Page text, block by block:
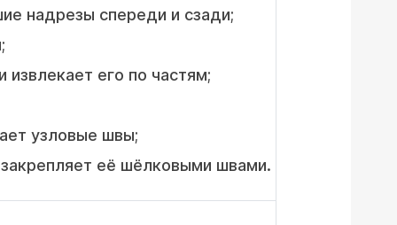
надрезы спереди и сзади;
его по частям;
узловые швы;
закрепляет её шёлковыми швами.